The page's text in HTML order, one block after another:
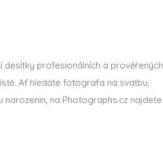
desítky profesionálních a prověřených
Ať hledáte fotografa na svatbu,
narozenin, na Photographs.cz najdete